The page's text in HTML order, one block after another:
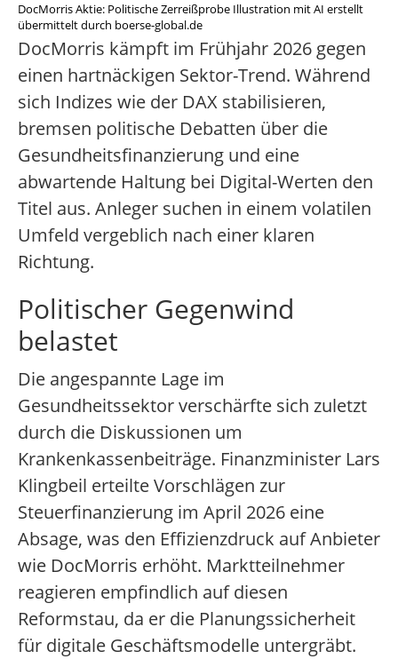
DocMorris Aktie: Politische Zerreißprobe Illustration mit AI erstellt
übermittelt durch boerse-global.de
DocMorris kämpft im Frühjahr 2026 gegen
einen hartnäckigen Sektor-Trend. Während
sich Indizes wie der DAX stabilisieren,
bremsen politische Debatten über die
Gesundheitsfinanzierung und eine
abwartende Haltung bei Digital-Werten den
Titel aus. Anleger suchen in einem volatilen
Umfeld vergeblich nach einer klaren
Richtung.
Politischer Gegenwind
belastet
Die angespannte Lage im
Gesundheitssektor verschärfte sich zuletzt
durch die Diskussionen um
Krankenkassenbeiträge. Finanzminister Lars
Klingbeil erteilte Vorschlägen zur
Steuerfinanzierung im April 2026 eine
Absage, was den Effizienzdruck auf Anbieter
wie DocMorris erhöht. Marktteilnehmer
reagieren empfindlich auf diesen
Reformstau, da er die Planungssicherheit
für digitale Geschäftsmodelle untergräbt.